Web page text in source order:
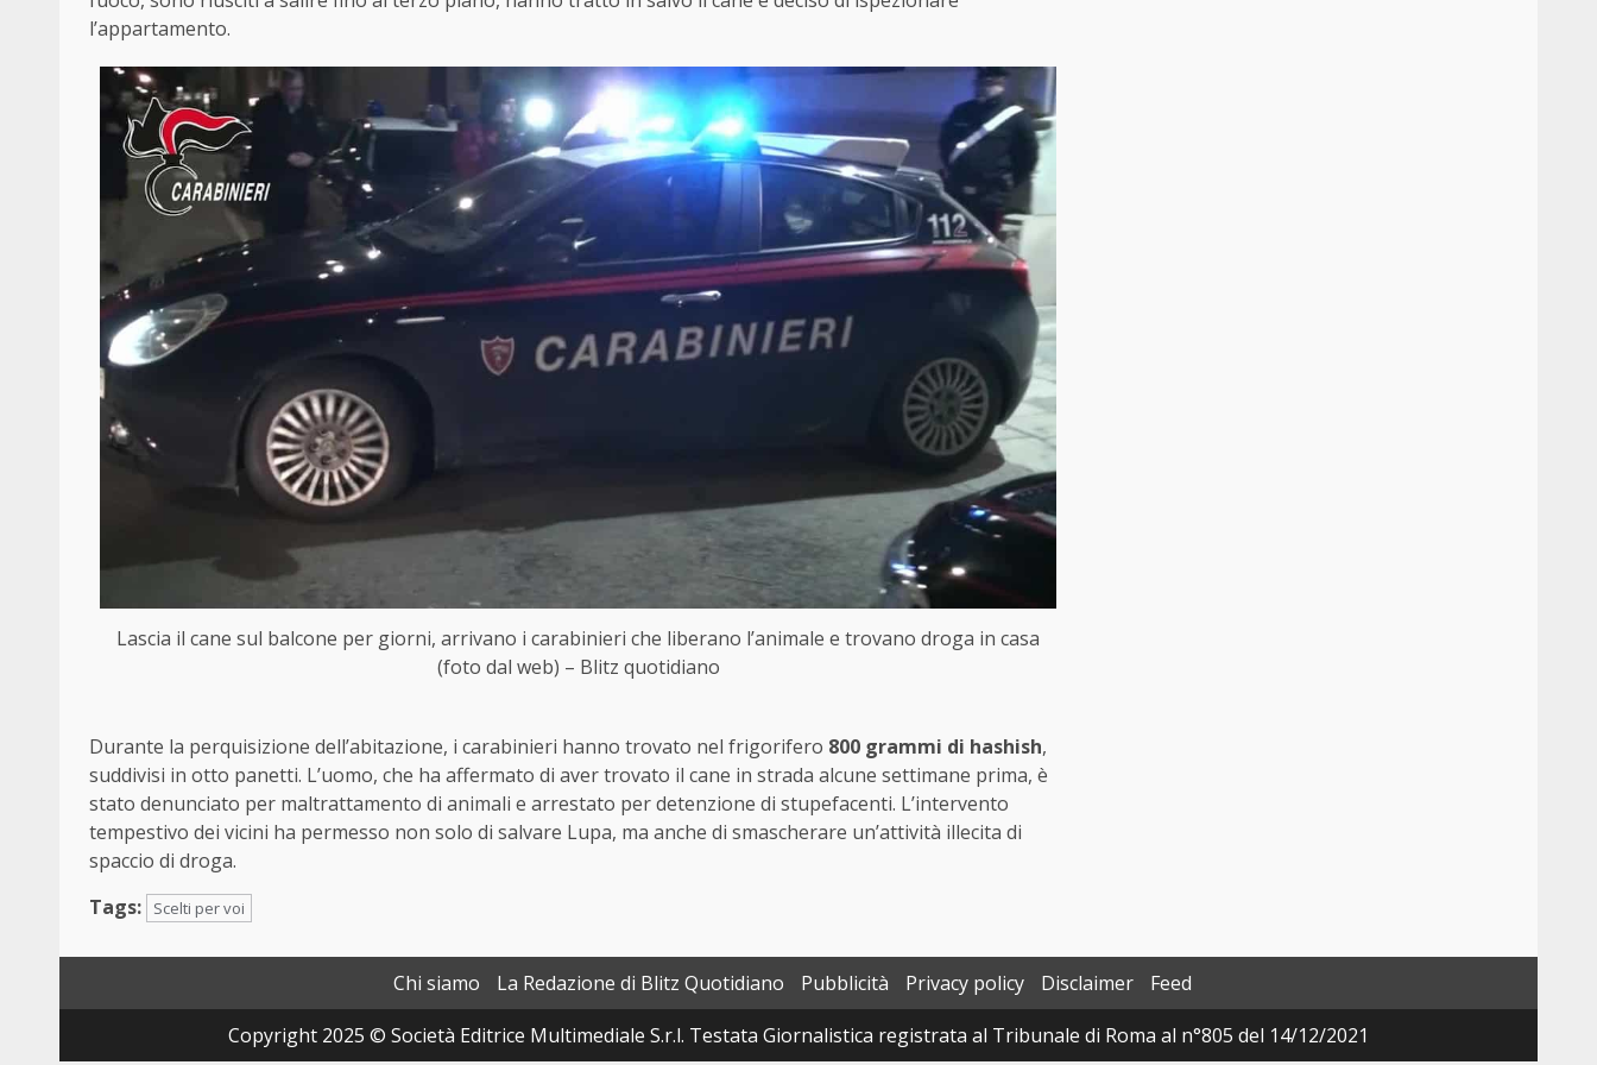
l’appartamento.
Lascia il cane sul balcone per giorni, arrivano i carabinieri che liberano l’animale e trovano droga in casa
(foto dal web) – Blitz quotidiano
Durante la perquisizione dell’abitazione, i carabinieri hanno trovato nel frigorifero 800 grammi di hashish,
suddivisi in otto panetti. L’uomo, che ha affermato di aver trovato il cane in strada alcune settimane prima, è
stato denunciato per maltrattamento di animali e arrestato per detenzione di stupefacenti. L’intervento
tempestivo dei vicini ha permesso non solo di salvare Lupa, ma anche di smascherare un’attività illecita di
spaccio di droga.
Tags:
Scelti per voi
Chi siamo La Redazione di Blitz Quotidiano Pubblicità Privacy policy Disclaimer
Feed
Copyright 2025 © Società Editrice Multimediale S.r.l. Testata Giornalistica registrata al Tribunale di Roma al n°805 del 14/12/2021